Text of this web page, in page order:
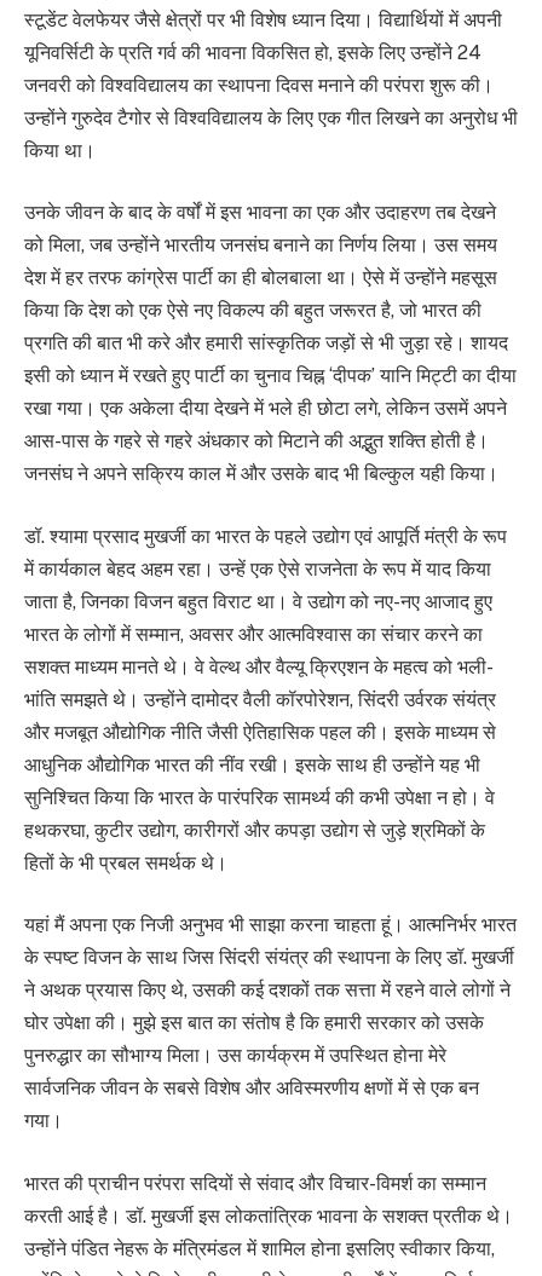
स्टूडेंट वेलफेयर जैसे क्षेत्रों पर भी विशेष ध्यान दिया। विद्यार्थियों में अपनी
यूनिवर्सिटी के प्रति गर्व की भावना विकसित हो, इसके लिए उन्होंने 24
जनवरी को विश्वविद्यालय का स्थापना दिवस मनाने की परंपरा शुरू की।
उन्होंने गुरुदेव टैगोर से विश्वविद्यालय के लिए एक गीत लिखने का अनुरोध भी
किया था।
उनके जीवन के बाद के वर्षों में इस भावना का एक और उदाहरण तब देखने
को मिला, जब उन्होंने भारतीय जनसंघ बनाने का निर्णय लिया। उस समय
देश में हर तरफ कांग्रेस पार्टी का ही बोलबाला था। ऐसे में उन्होंने महसूस
किया कि देश को एक ऐसे नए विकल्प की बहुत जरूरत है, जो भारत की
प्रगति की बात भी करे और हमारी सांस्कृतिक जड़ों से भी जुड़ा रहे। शायद
इसी को ध्यान में रखते हुए पार्टी का चुनाव चिह्न ‘दीपक’ यानि मिट्टी का दीया
रखा गया। एक अकेला दीया देखने में भले ही छोटा लगे, लेकिन उसमें अपने
आस-पास के गहरे से गहरे अंधकार को मिटाने की अद्भुत शक्ति होती है।
जनसंघ ने अपने सक्रिय काल में और उसके बाद भी बिल्कुल यही किया।
डॉ. श्यामा प्रसाद मुखर्जी का भारत के पहले उद्योग एवं आपूर्ति मंत्री के रूप
में कार्यकाल बेहद अहम रहा। उन्हें एक ऐसे राजनेता के रूप में याद किया
जाता है, जिनका विजन बहुत विराट था। वे उद्योग को नए-नए आजाद हुए
भारत के लोगों में सम्मान, अवसर और आत्मविश्वास का संचार करने का
सशक्त माध्यम मानते थे। वे वेल्थ और वैल्यू क्रिएशन के महत्व को भली-
भांति समझते थे। उन्होंने दामोदर वैली कॉरपोरेशन, सिंदरी उर्वरक संयंत्र
और मजबूत औद्योगिक नीति जैसी ऐतिहासिक पहल की। इसके माध्यम से
आधुनिक औद्योगिक भारत की नींव रखी। इसके साथ ही उन्होंने यह भी
सुनिश्चित किया कि भारत के पारंपरिक सामर्थ्य की कभी उपेक्षा न हो। वे
हथकरघा, कुटीर उद्योग, कारीगरों और कपड़ा उद्योग से जुड़े श्रमिकों के
हितों के भी प्रबल समर्थक थे।
यहां मैं अपना एक निजी अनुभव भी साझा करना चाहता हूं। आत्मनिर्भर भारत
के स्पष्ट विजन के साथ जिस सिंदरी संयंत्र की स्थापना के लिए डॉ. मुखर्जी
ने अथक प्रयास किए थे, उसकी कई दशकों तक सत्ता में रहने वाले लोगों ने
घोर उपेक्षा की। मुझे इस बात का संतोष है कि हमारी सरकार को उसके
पुनरुद्धार का सौभाग्य मिला। उस कार्यक्रम में उपस्थित होना मेरे
सार्वजनिक जीवन के सबसे विशेष और अविस्मरणीय क्षणों में से एक बन
गया।
भारत की प्राचीन परंपरा सदियों से संवाद और विचार-विमर्श का सम्मान
करती आई है। डॉ. मुखर्जी इस लोकतांत्रिक भावना के सशक्त प्रतीक थे।
उन्होंने पंडित नेहरू के मंत्रिमंडल में शामिल होना इसलिए स्वीकार किया,